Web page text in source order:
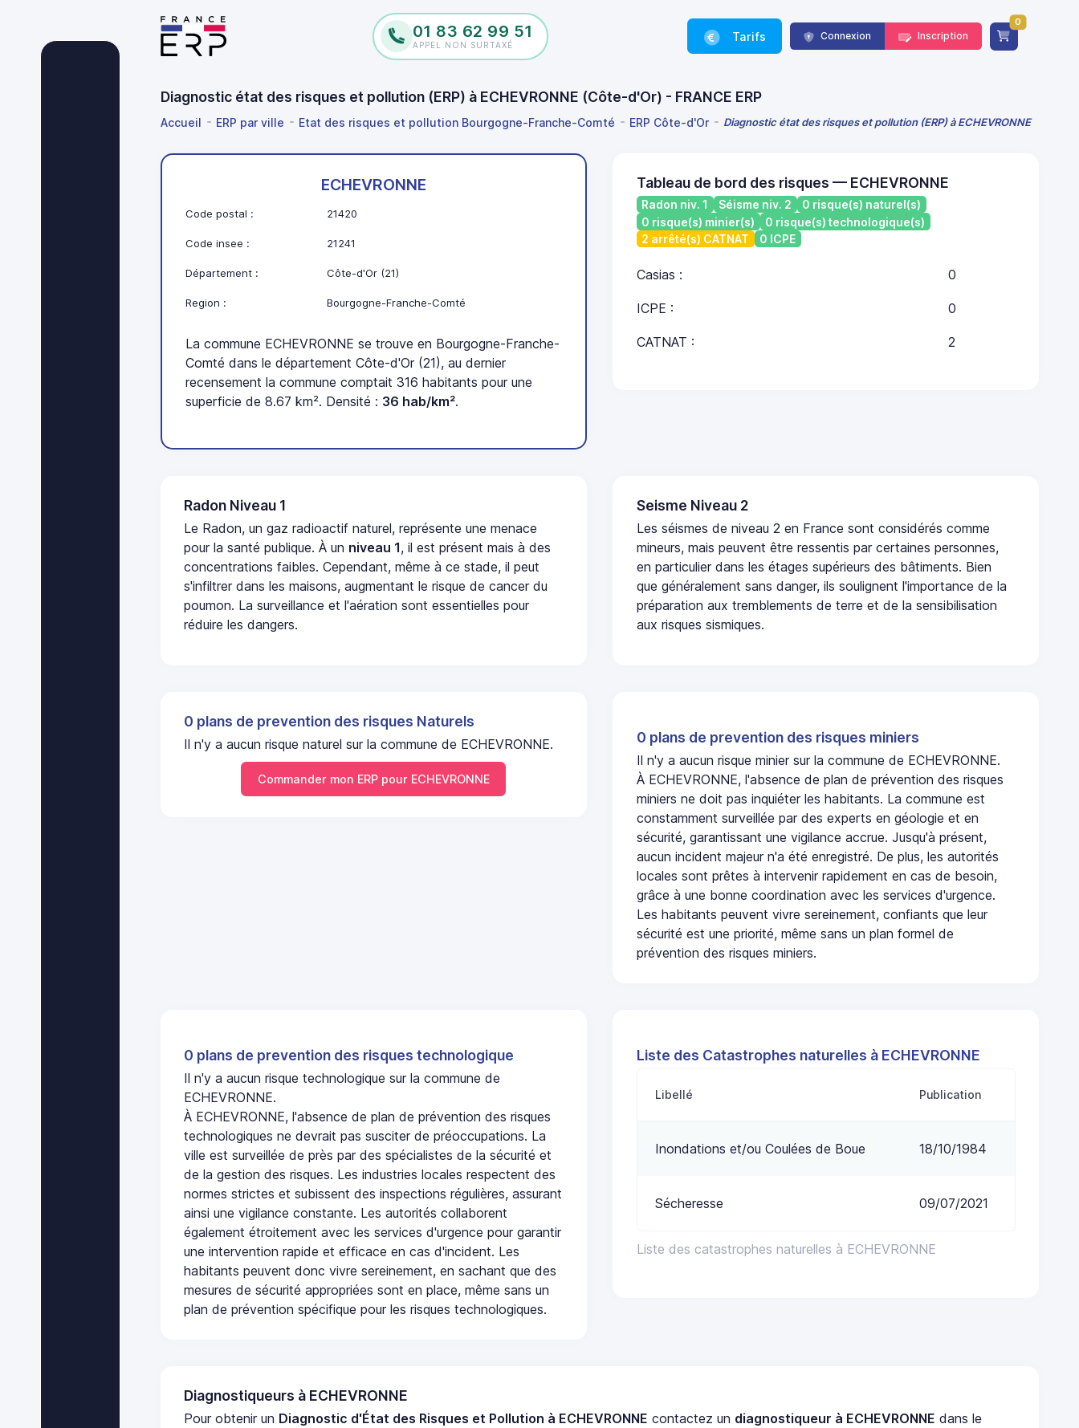
01 83 62 99 51
APPEL NON SURTAXÉ
Tarifs Connexion Inscription
0
Diagnostic état des risques et pollution (ERP) à ECHEVRONNE (Côte-d'Or) - FRANCE ERP
Accueil ERP par ville Etat des risques et pollution Bourgogne-Franche-Comté ERP Côte-d'Or Diagnostic état des risques et pollution (ERP) à ECHEVRONNE
ECHEVRONNE
Code postal : 21420
Code insee : 21241
Département : Côte-d'Or (21)
Region : Bourgogne-Franche-Comté
La commune ECHEVRONNE se trouve en Bourgogne-Franche-
Comté dans le département Côte-d'Or (21), au dernier
recensement la commune comptait 316 habitants pour une
superficie de 8.67 km². Densité : 36 hab/km².
Tableau de bord des risques — ECHEVRONNE
Radon niv. 1 Séisme niv. 2
0 risque(s) naturel(s)
0 risque(s) minier(s)
0 risque(s) technologique(s)
2 arrêté(s) CATNAT
0 ICPE
Casias : 0
ICPE : 0
CATNAT : 2
Radon Niveau 1
Le Radon, un gaz radioactif naturel, représente une menace
pour la santé publique. À un niveau 1, il est présent mais à des
concentrations faibles. Cependant, même à ce stade, il peut
s'infiltrer dans les maisons, augmentant le risque de cancer du
poumon. La surveillance et l'aération sont essentielles pour
réduire les dangers.
Seisme Niveau 2
Les séismes de niveau 2 en France sont considérés comme
mineurs, mais peuvent être ressentis par certaines personnes,
en particulier dans les étages supérieurs des bâtiments. Bien
que généralement sans danger, ils soulignent l'importance de la
préparation aux tremblements de terre et de la sensibilisation
aux risques sismiques.
0 plans de prevention des risques Naturels
Il n'y a aucun risque naturel sur la commune de ECHEVRONNE.
Commander mon ERP pour ECHEVRONNE
0 plans de prevention des risques miniers
Il n'y a aucun risque minier sur la commune de ECHEVRONNE.
À ECHEVRONNE, l'absence de plan de prévention des risques
miniers ne doit pas inquiéter les habitants. La commune est
constamment surveillée par des experts en géologie et en
sécurité, garantissant une vigilance accrue. Jusqu'à présent,
aucun incident majeur n'a été enregistré. De plus, les autorités
locales sont prêtes à intervenir rapidement en cas de besoin,
grâce à une bonne coordination avec les services d'urgence.
Les habitants peuvent vivre sereinement, confiants que leur
sécurité est une priorité, même sans un plan formel de
prévention des risques miniers.
0 plans de prevention des risques technologique
Il n'y a aucun risque technologique sur la commune de
ECHEVRONNE.
À ECHEVRONNE, l'absence de plan de prévention des risques
technologiques ne devrait pas susciter de préoccupations. La
ville est surveillée de près par des spécialistes de la sécurité et
de la gestion des risques. Les industries locales respectent des
normes strictes et subissent des inspections régulières, assurant
ainsi une vigilance constante. Les autorités collaborent
également étroitement avec les services d'urgence pour garantir
une intervention rapide et efficace en cas d'incident. Les
habitants peuvent donc vivre sereinement, en sachant que des
mesures de sécurité appropriées sont en place, même sans un
plan de prévention spécifique pour les risques technologiques.
Liste des Catastrophes naturelles à ECHEVRONNE
Liste des catastrophes naturelles à ECHEVRONNE
Libellé Publication
Inondations et/ou Coulées de Boue 18/10/1984
Sécheresse 09/07/2021
Diagnostiqueurs à ECHEVRONNE
Pour obtenir un Diagnostic d'État des Risques et Pollution à ECHEVRONNE contactez un diagnostiqueur à ECHEVRONNE dans le